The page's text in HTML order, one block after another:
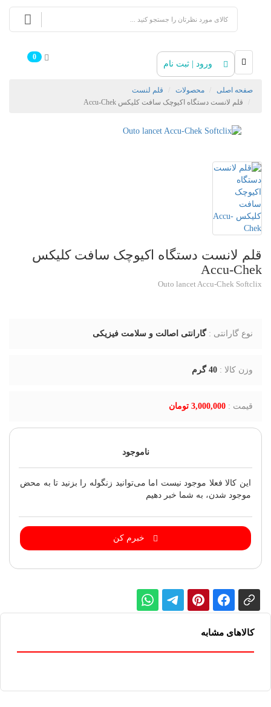
0
ورود | ثبت نام
صفحه اصلی محصولات
قلم لنست
قلم لانست دستگاه اکیوچک سافت کلیکس Accu-Chek
قلم لانست دستگاه اکیوچک سافت کلیکس
Accu-Chek
Outo lancet Accu-Chek Softclix
نوع گارانتی :گارانتی اصالت و سلامت فیزیکی
وزن کالا : 40 گرم
قیمت : 3,000,000 تومان
ناموجود
این کالا فعلا موجود نیست اما می‌توانید زنگوله را بزنید تا به محض
موجود شدن، به شما خبر دهیم
خبرم کن
کالاهای مشابه